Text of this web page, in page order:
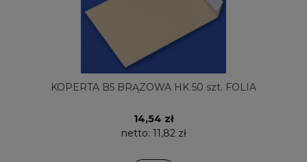
KOPERTA B5 BRĄZOWA HK 50 szt. FOLIA
14,54 zł
netto: 11,82 zł